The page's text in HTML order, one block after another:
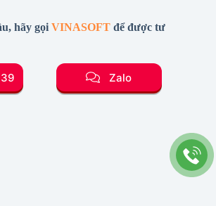
hãy gọi VINASOFT để được tư
Zalo